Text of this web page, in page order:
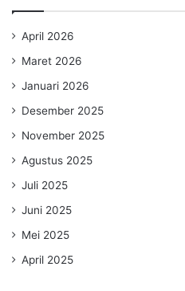
April 2026
Maret 2026
Januari 2026
Desember 2025
November 2025
Agustus 2025
Juli 2025
Juni 2025
Mei 2025
April 2025